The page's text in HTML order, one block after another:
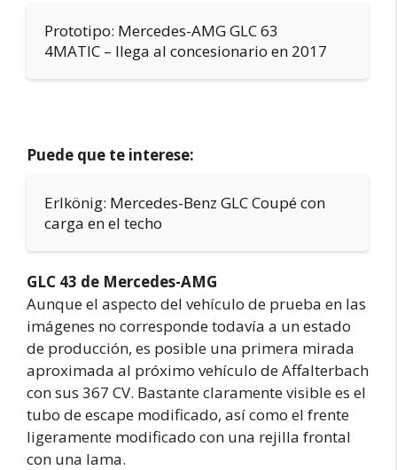
Prototipo: Mercedes-AMG GLC 63
4MATIC – llega al concesionario en 2017
Puede que te interese:
Erlkönig: Mercedes-Benz GLC Coupé con
carga en el techo
GLC 43 de Mercedes-AMG
Aunque el aspecto del vehículo de prueba en las
imágenes no corresponde todavía a un estado
de producción, es posible una primera mirada
aproximada al próximo vehículo de Affalterbach
con sus 367 CV. Bastante claramente visible es el
tubo de escape modificado, así como el frente
ligeramente modificado con una rejilla frontal
con una lama.